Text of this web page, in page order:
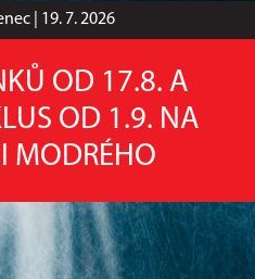
| 19. 7. 2026
OD 17.8. A
OD 1.9. NA
MODRÉHO